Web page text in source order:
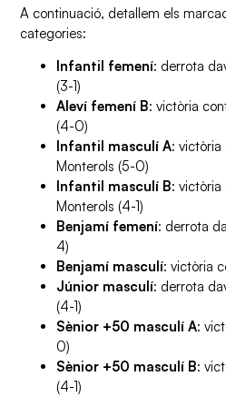
A continuació, detallem els
categories:
Infantil femení: derrota
(3-1)
Aleví femení B: victòria
(4-0)
Infantil masculí A: victòria
Monterols (5-0)
Infantil masculí B: victòria
Monterols (4-1)
Benjamí femení: derrota
4)
Benjamí masculí: victòria
Júnior masculí: derrota
(4-1)
Sènior +50 masculí A:
0)
Sènior +50 masculí B:
(4-1)